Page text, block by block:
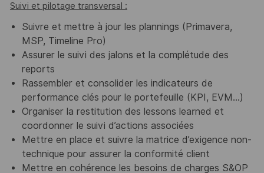
Suivi et pilotage transversal :
Suivre et mettre à jour les plannings (Primavera,
MSP, Timeline Pro)
Assurer le suivi des jalons et la complétude des
reports
Rassembler et consolider les indicateurs de
performance clés pour le portefeuille (KPI, EVM...)
Organiser la restitution des lessons learned et
coordonner le suivi d’actions associées
Mettre en place et suivre la matrice d’exigence non-
technique pour assurer la conformité client
Mettre en cohérence les besoins de charges S&OP